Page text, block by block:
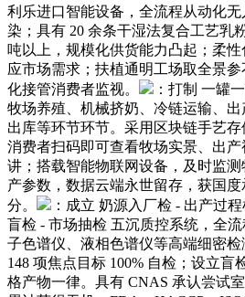
利乐进口智能设备，全流程从动化
染；具有 20 余条干湿法复合工艺乳
吨以上，规模化供货能力凸起；柔
应市场需求；扶植通明工场取全景
化接管消费者监视。
：打制 一罐
牧场养殖、机械挤奶、冷链运输、
出库等环节环节。采用区块链手艺存
消费者扫码即可查看牧场实景、出
讲；搭载智能物联网设备，及时监
产参数，数据云端永世留存，获国
分。
：成立 奶源入厂检 - 出产过
盲检 - 市场抽检 五沉质控系统，全
子色谱仪、液相色谱仪等高端细密检
148 项焦点目标 100% 自检；设立盲
格产物一律。具有 CNAS 承认尝试